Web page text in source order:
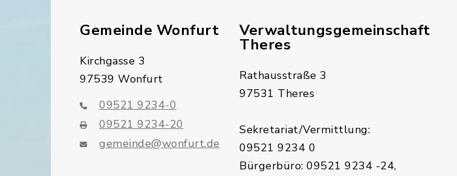
Gemeinde Wonfurt
Kirchgasse 3
97539 Wonfurt
09521 9234-0
09521 9234-20
gemeinde@wonfurt.de
Verwaltungsgemeinschaft
Theres
Rathausstraße 3
97531 Theres
Sekretariat/Vermittlung:
09521 9234 0
Bürgerbüro: 09521 9234 -24,